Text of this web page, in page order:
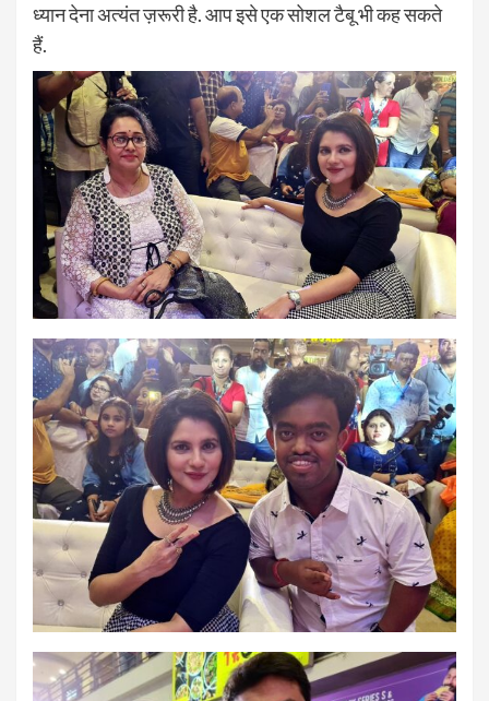
ध्यान देना अत्यंत ज़रूरी है. आप इसे एक सोशल टैबू भी कह सकते
हैं.